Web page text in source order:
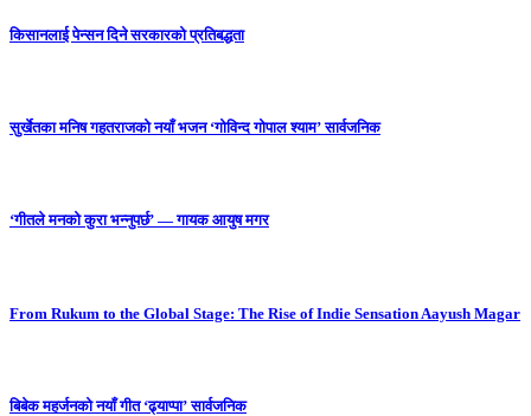
किसानलाई पेन्सन दिने सरकारको प्रतिबद्धता
सुर्खेतका मनिष गहतराजको नयाँ भजन ‘गोविन्द गोपाल श्याम’ सार्वजनिक
‘गीतले मनको कुरा भन्नुपर्छ’ — गायक आयुष मगर
From Rukum to the Global Stage: The Rise of Indie Sensation Aayush Magar
बिबेक महर्जनको नयाँ गीत ‘ढ्याप्पा’ सार्वजनिक